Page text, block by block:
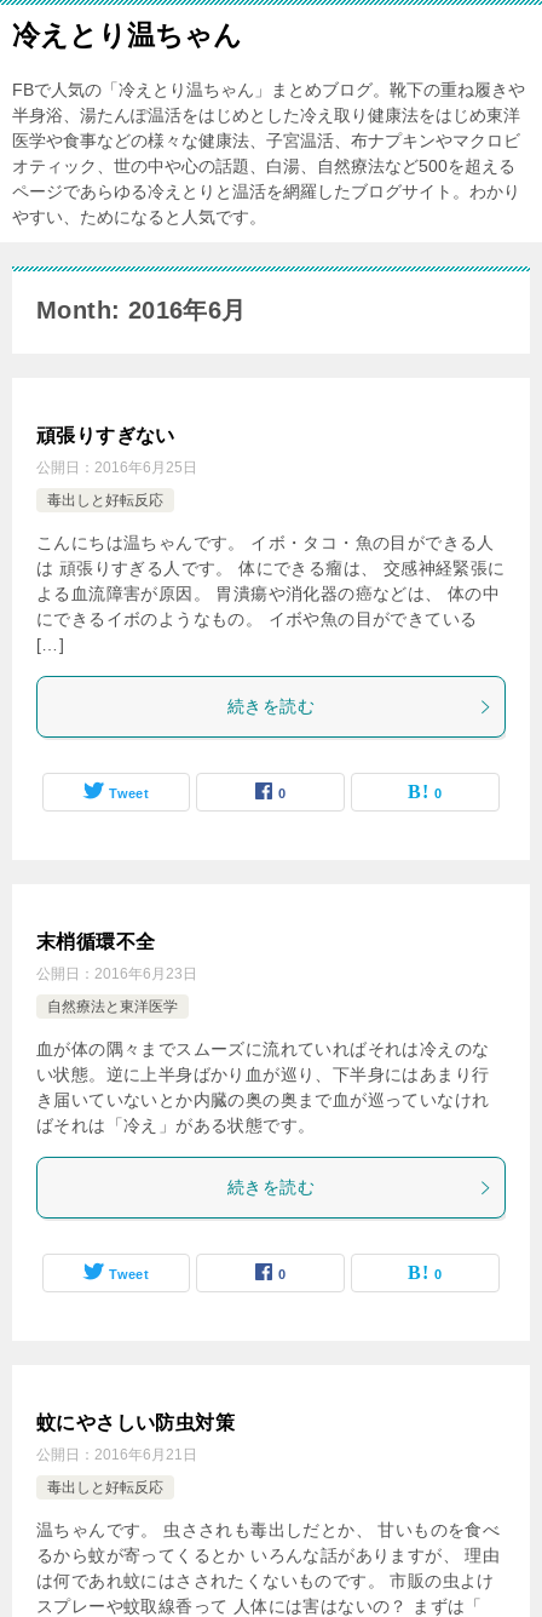
冷えとり温ちゃん
FBで人気の「冷えとり温ちゃん」まとめブログ。靴下の重ね履きや
半身浴、湯たんぽ温活をはじめとした冷え取り健康法をはじめ東洋
医学や食事などの様々な健康法、子宮温活、布ナプキンやマクロビ
オティック、世の中や心の話題、白湯、自然療法など500を超える
ページであらゆる冷えとりと温活を網羅したブログサイト。わかり
やすい、ためになると人気です。
Month: 2016年6月
頑張りすぎない
公開日： 2016年6月25日
毒出しと好転反応
こんにちは温ちゃんです。 イボ・タコ・魚の目ができる人
は 頑張りすぎる人です。 体にできる瘤は、 交感神経緊張に
よる血流障害が原因。 胃潰瘍や消化器の癌などは、 体の中
にできるイボのようなもの。 イボや魚の目ができている
[…]
続きを読む
Tweet 0 0
末梢循環不全
公開日： 2016年6月23日
自然療法と東洋医学
血が体の隅々までスムーズに流れていればそれは冷えのな
い状態。逆に上半身ばかり血が巡り、下半身にはあまり行
き届いていないとか内臓の奥の奥まで血が巡っていなけれ
ばそれは「冷え」がある状態です。
続きを読む
Tweet 0 0
蚊にやさしい防虫対策
公開日： 2016年6月21日
毒出しと好転反応
温ちゃんです。 虫さされも毒出しだとか、 甘いものを食べ
るから蚊が寄ってくるとか いろんな話がありますが、 理由
は何であれ蚊にはさされたくないものです。 市販の虫よけ
スプレーや蚊取線香って 人体には害はないの？ まずは「